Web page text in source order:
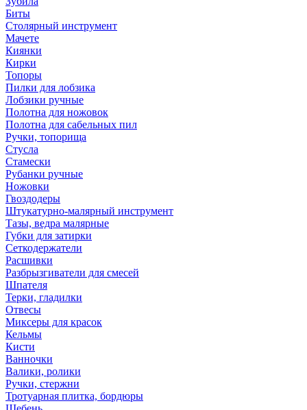
Биты
Столярный инструмент
Мачете
Киянки
Кирки
Топоры
Пилки для лобзика
Лобзики ручные
Полотна для ножовок
Полотна для сабельных пил
Ручки, топорища
Стусла
Стамески
Рубанки ручные
Ножовки
Гвоздодеры
Штукатурно-малярный инструмент
Тазы, ведра малярные
Губки для затирки
Сеткодержатели
Расшивки
Разбрызгиватели для смесей
Шпателя
Терки, гладилки
Отвесы
Миксеры для красок
Кельмы
Кисти
Ванночки
Валики, ролики
Ручки, стержни
Тротуарная плитка, бордюры